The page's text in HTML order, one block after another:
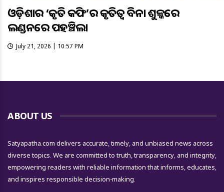
ଓଡ଼ିଶାର ‘କୃତି କଫି’ର କୃତିତ୍ବ ବିନା ଶୁଳ୍କରେ
ଲଣ୍ଡନରେ ପହଞ୍ଚିଲା
July 21, 2026 | 10:57 PM
ABOUT US
Satyapatha.com delivers accurate, timely, and unbiased news across
diverse topics. We are committed to truth, transparency, and integrity,
empowering readers with reliable information that informs, educates,
and inspires responsible decision-making.